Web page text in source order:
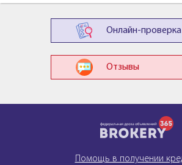
Онлайн-
Отзывы
Помощь в получении